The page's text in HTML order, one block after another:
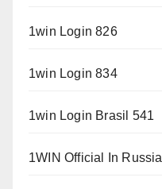
1win Login 826
1win Login 834
1win Login Brasil 541
1WIN Official In Russia